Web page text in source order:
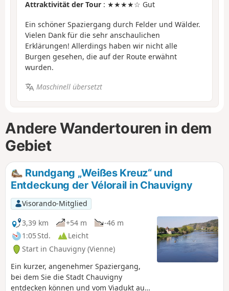
Attraktivität der Tour : ★★★★☆ Gut
Ein schöner Spaziergang durch Felder und Wälder.
Vielen Dank für die sehr anschaulichen
Erklärungen! Allerdings haben wir nicht alle
Burgen gesehen, die auf der Route erwähnt
wurden.
Maschinell übersetzt
Andere Wandertouren in dem
Gebiet
Rundgang „Weißes Kreuz“ und
Entdeckung der Vélorail in Chauvigny
Visorando-Mitglied
3,39 km
+54 m
-46 m
1:05 Std.
Leicht
Start in Chauvigny (Vienne)
Ein kurzer, angenehmer Spaziergang,
bei dem Sie die Stadt Chauvigny
entdecken können und vom Viadukt aus